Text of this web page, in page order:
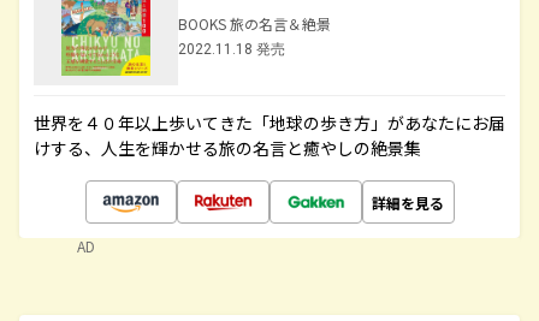
BOOKS 旅の名言＆絶景
2022.11.18 発売
世界を４０年以上歩いてきた「地球の歩き方」があなたにお届
けする、人生を輝かせる旅の名言と癒やしの絶景集
詳細を見る
AD